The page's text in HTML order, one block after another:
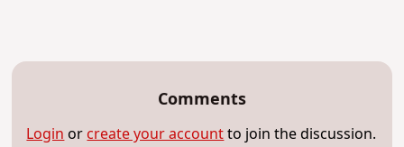
Comments
Login or create your accountto join the discussion.